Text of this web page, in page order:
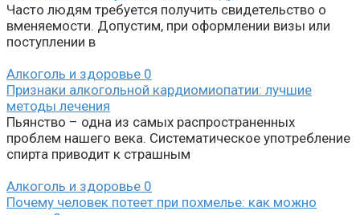
Часто людям требуется получить свидетельство о
вменяемости. Допустим, при оформлении визы или
поступлении в
Алкоголь и здоровье 0
Признаки алкогольной кардиомиопатии: лучшие
методы лечения
Пьянство – одна из самых распространенных
проблем нашего века. Систематическое употребление
спирта приводит к страшным
Алкоголь и здоровье 0
Почему человек потеет при похмелье: как можно